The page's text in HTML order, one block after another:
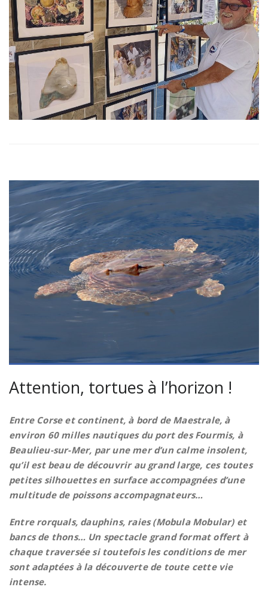
Attention, tortues à l’horizon !
Entre Corse et continent, à bord de Maestrale, à
environ 60 milles nautiques du port des Fourmis, à
Beaulieu-sur-Mer, par une mer d’un calme insolent,
qu’il est beau de découvrir au grand large, ces toutes
petites silhouettes en surface accompagnées d’une
multitude de poissons accompagnateurs…
Entre rorquals, dauphins, raies (Mobula Mobular) et
bancs de thons… Un spectacle grand format offert à
chaque traversée si toutefois les conditions de mer
sont adaptées à la découverte de toute cette vie
intense.